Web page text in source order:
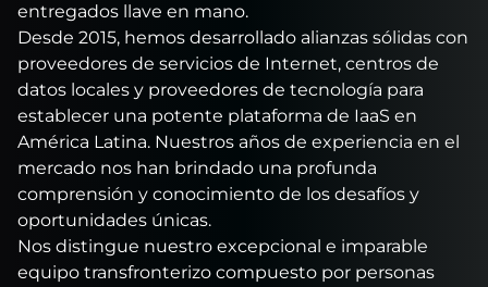
entregados llave en mano.
Desde 2015, hemos desarrollado alianzas sólidas con
proveedores de servicios de Internet, centros de
datos locales y proveedores de tecnología para
establecer una potente plataforma de IaaS en
América Latina. Nuestros años de experiencia en el
mercado nos han brindado una profunda
comprensión y conocimiento de los desafíos y
oportunidades únicas.
Nos distingue nuestro excepcional e imparable
equipo transfronterizo compuesto por personas